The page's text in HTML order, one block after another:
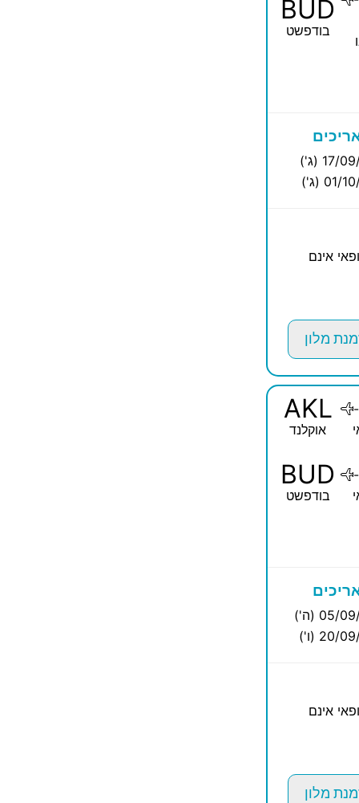
BUD
בודפשט
24 (ג')
24 (ג')
אינם
מלון
AKL
אוקלנד
BUD
בודפשט
24 (ה')
24 (ו')
אינם
מלון